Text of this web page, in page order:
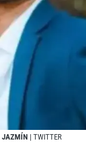
JAZMÍN | TWITTER